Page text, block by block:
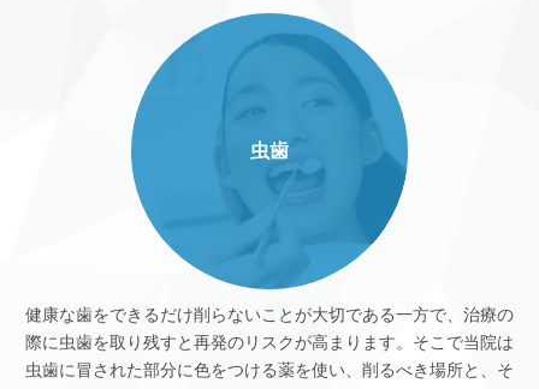
虫歯
健康な歯をできるだけ削らないことが大切である一方で、治療の
際に虫歯を取り残すと再発のリスクが高まります。そこで当院は
虫歯に冒された部分に色をつける薬を使い、削るべき場所と、そ